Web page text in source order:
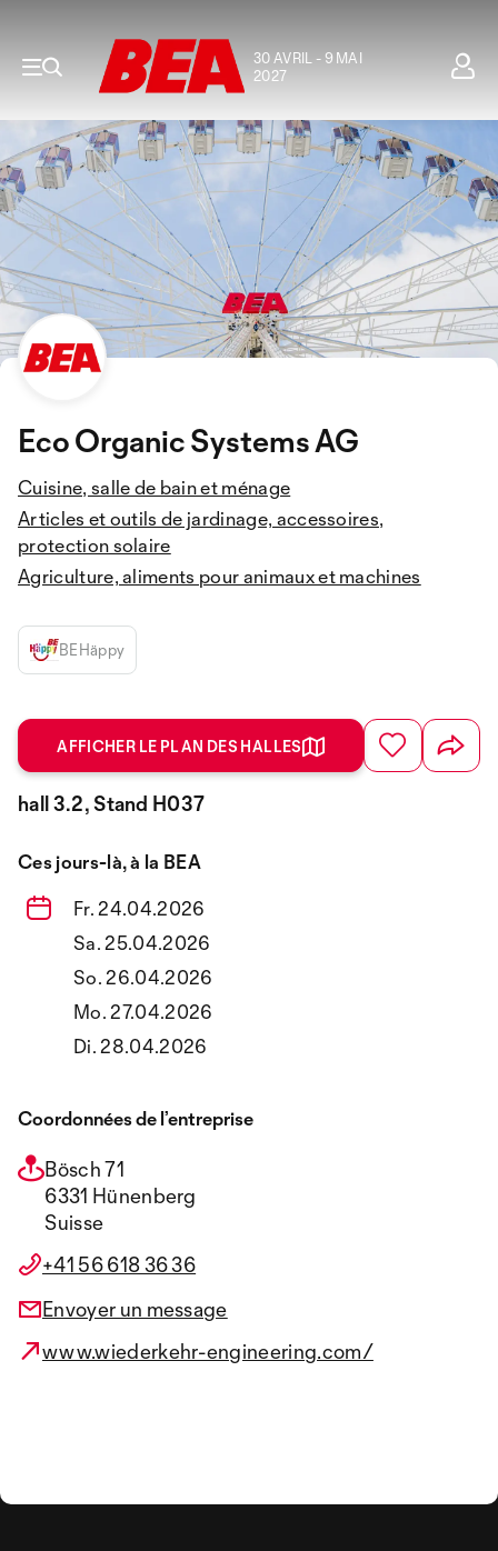
30 AVRIL - 9 MAI
2027
Eco Organic Systems AG
Cuisine, salle de bain et ménage
Articles et outils de jardinage, accessoires,
protection solaire
Agriculture, aliments pour animaux et machines
BEHäppy
AFFICHER LE PLAN DES HALLES
hall 3.2, Stand H037
Ces jours-là, à la BEA
Fr. 24.04.2026
Sa. 25.04.2026
So. 26.04.2026
Mo. 27.04.2026
Di. 28.04.2026
Coordonnées de l’entreprise
Bösch 71
6331 Hünenberg
Suisse
+41 56 618 36 36
Envoyer un message
www.wiederkehr-engineering.com/